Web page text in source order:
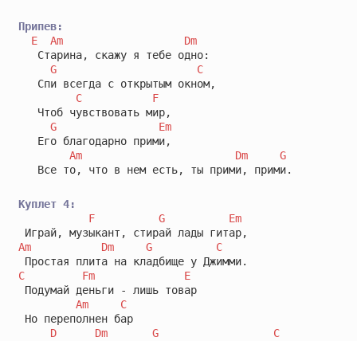
Припев:
E
Am
Dm
   Старина, скажу я тебе одно:
G
C
   Спи всегда с открытым окном,
C
F
   Чтоб чувствовать мир,
G
Em
   Его благодарно прими,
Am
Dm
G
   Все то, что в нем есть, ты прими, прими.
Куплет 4:
F
G
Em
Am
Dm G
C
C
Fm
E
Подумай деньги - лишь товар
Am
C
Но переполнен бар
D
Dm G
C